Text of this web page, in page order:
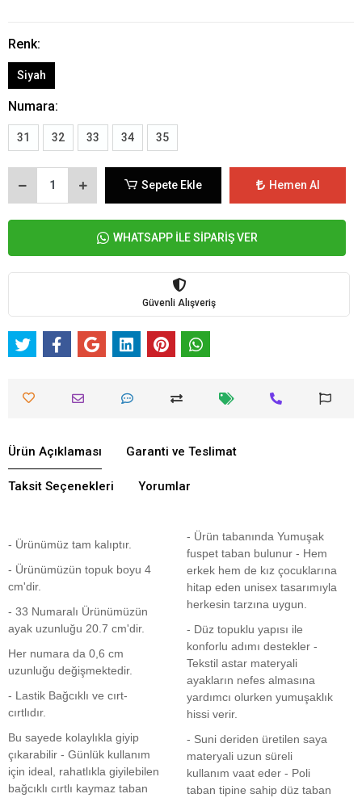
Renk:
Siyah
Numara:
31 32 33 34 35
Sepete Ekle Hemen Al
WHATSAPP İLE SİPARİŞ VER
Güvenli Alışveriş
Ürün Açıklaması Garanti ve Teslimat
Taksit Seçenekleri Yorumlar
- Ürünümüz tam kalıptır.
- Ürünümüzün topuk boyu 4
cm'dir.
- 33 Numaralı Ürünümüzün
ayak uzunluğu 20.7 cm'dir.
Her numara da 0,6 cm
uzunluğu değişmektedir.
- Lastik Bağcıklı ve cırt-
cırtlıdır.
Bu sayede kolaylıkla giyip
çıkarabilir - Günlük kullanım
için ideal, rahatlıkla giyilebilen
bağcıklı cırtlı kaymaz taban
- Ürün tabanında Yumuşak
fuspet taban bulunur - Hem
erkek hem de kız çocuklarına
hitap eden unisex tasarımıyla
herkesin tarzına uygun.
- Düz topuklu yapısı ile
konforlu adımı destekler -
Tekstil astar materyali
ayakların nefes almasına
yardımcı olurken yumuşaklık
hissi verir.
- Suni deriden üretilen saya
materyali uzun süreli
kullanım vaat eder - Poli
taban tipine sahip düz taban